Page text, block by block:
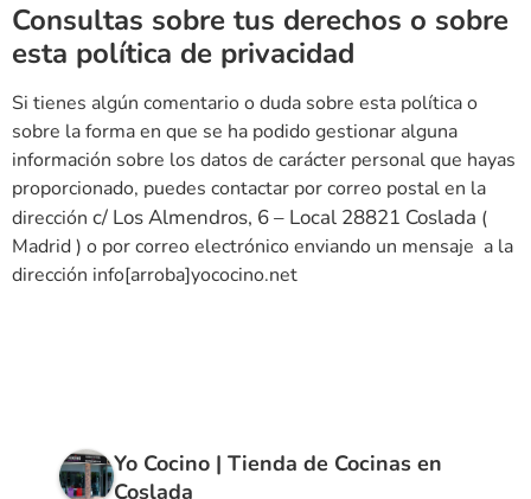
Consultas sobre tus derechos o sobre
esta política de privacidad
Si tienes algún comentario o duda sobre esta política o
sobre la forma en que se ha podido gestionar alguna
información sobre los datos de carácter personal que hayas
proporcionado, puedes contactar por correo postal en la
dirección c/ Los Almendros, 6 – Local 28821 Coslada (
Madrid ) o por correo electrónico enviando un mensaje a la
dirección info[arroba]yococino.net
Yo Cocino | Tienda de Cocinas en
Coslada